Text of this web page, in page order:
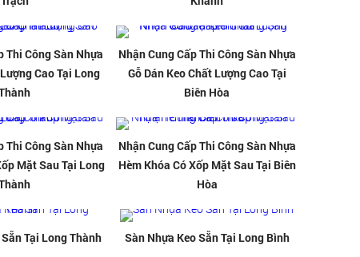
Thi Công Sàn Nhựa
Cao Tại Long
Nhận Cung Cấp Thi Công Sàn Nhựa
Gỗ Dán Keo Chất Lượng Cao Tại
Biên Hòa
Thi Công Sàn Nhựa
Mặt Sau Tại Long
Nhận Cung Cấp Thi Công Sàn Nhựa
Hèm Khóa Có Xốp Mặt Sau Tại Biên
Hòa
Tại Long Thành Sàn Nhựa Keo Sẵn Tại Long Bình